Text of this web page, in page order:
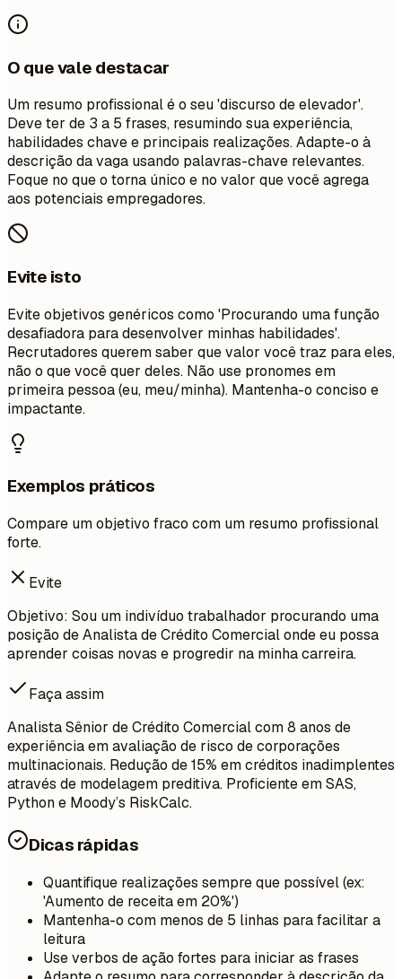
O que vale destacar
Um resumo profissional é o seu 'discurso de elevador'.
Deve ter de 3 a 5 frases, resumindo sua experiência,
habilidades chave e principais realizações. Adapte-o à
descrição da vaga usando palavras-chave relevantes.
Foque no que o torna único e no valor que você agrega
aos potenciais empregadores.
Evite isto
Evite objetivos genéricos como 'Procurando uma função
desafiadora para desenvolver minhas habilidades'.
Recrutadores querem saber que valor você traz para eles,
não o que você quer deles. Não use pronomes em
primeira pessoa (eu, meu/minha). Mantenha-o conciso e
impactante.
Exemplos práticos
Compare um objetivo fraco com um resumo profissional
forte.
Evite
Objetivo: Sou um indivíduo trabalhador procurando uma
posição de Analista de Crédito Comercial onde eu possa
aprender coisas novas e progredir na minha carreira.
Faça assim
Analista Sênior de Crédito Comercial com 8 anos de
experiência em avaliação de risco de corporações
multinacionais. Redução de 15% em créditos inadimplentes
através de modelagem preditiva. Proficiente em SAS,
Python e Moody’s RiskCalc.
Dicas rápidas
Quantifique realizações sempre que possível (ex:
'Aumento de receita em 20%')
Mantenha-o com menos de 5 linhas para facilitar a
leitura
Use verbos de ação fortes para iniciar as frases